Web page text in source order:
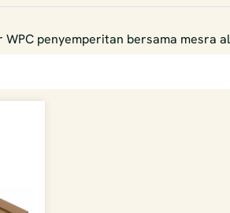
penyemperitan bersama mesra